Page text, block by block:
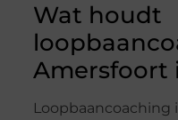
Wat houdt
Amersfoort